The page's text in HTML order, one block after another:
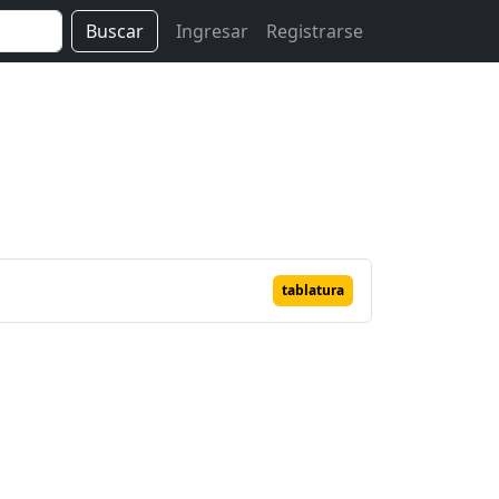
Buscar Ingresar Registrarse
tablatura